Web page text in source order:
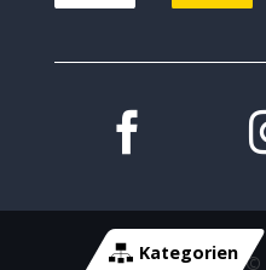
Kategorien
Copyright 2026 ©